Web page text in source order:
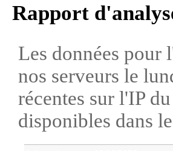
PaysMorocco -154.148.198.58
Pays
Morocco -
Pays
Morocco -196.65.205.230
Pays
Morocco -105.129.30.64
Rapport
Les données pour
nos serveurs le
récentes sur l'IP
disponibles dans